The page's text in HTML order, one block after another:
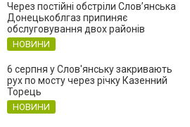
Через постійні обстріли Слов’янська
Донецькоблгаз припиняє
обслуговування двох районів
НОВИНИ
6 серпня у Слов'янську закривають
рух по мосту через річку Казенний
Торець
НОВИНИ